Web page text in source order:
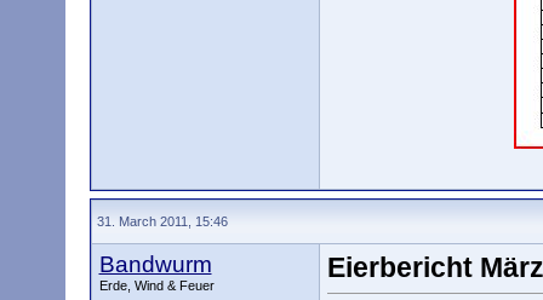
31. March 2011, 15:46
Bandwurm
Erde, Wind & Feuer
Eierbericht